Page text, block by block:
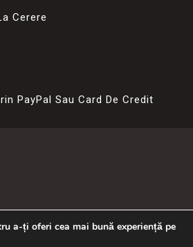
Cerere
PayPal Sau Card De Credit
a-ți oferi cea mai bună experiență pe